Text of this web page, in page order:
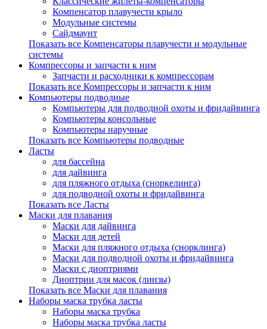
Компенсатор плавучести крыло
Модульные системы
Сайдмаунт
Показать все Компенсаторы плавучести и модульные
системы
Компрессоры и запчасти к ним
Запчасти и расходники к компрессорам
Показать все Компрессоры и запчасти к ним
Компьютеры подводные
Компьютеры для подводной охоты и фридайвинга
Компьютеры консольные
Компьютеры наручные
Показать все Компьютеры подводные
Ласты
для бассейна
для дайвинга
для пляжного отдыха (сноркелинга)
для подводной охоты и фридайвинга
Показать все Ласты
Маски для плавания
Маски для дайвинга
Маски для детей
Маски для пляжного отдыха (снорклинга)
Маски для подводной охоты и фридайвинга
Маски с диоптриями
Диоптрии для масок (линзы)
Показать все Маски для плавания
Наборы маска трубка ласты
Наборы маска трубка
Наборы маска трубка ласты